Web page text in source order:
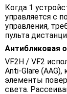
Когда 1
управляется с
управления,
пульта
Антибликовая
VF2H / VF2
Anti-Glare
элементы
света.